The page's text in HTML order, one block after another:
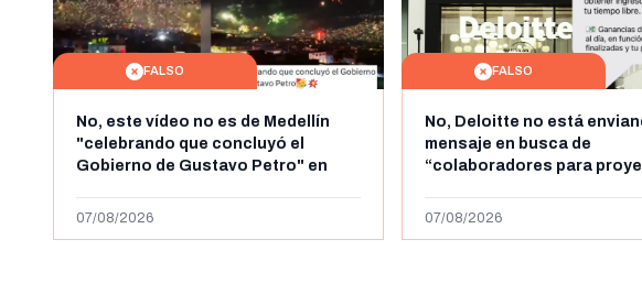
FALSO
No, este vídeo no es de Medellín
"celebrando que concluyó el
Gobierno de Gustavo Petro" en
de 2024
07/08/2026
FALSO
No, Deloitte no está
mensaje en busca de
“colaboradores para
1.000 euros al día: es un
07/08/2026